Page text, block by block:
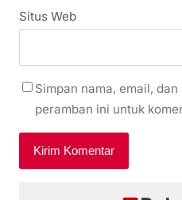
Situs Web
Simpan nama, email,
peramban ini untuk